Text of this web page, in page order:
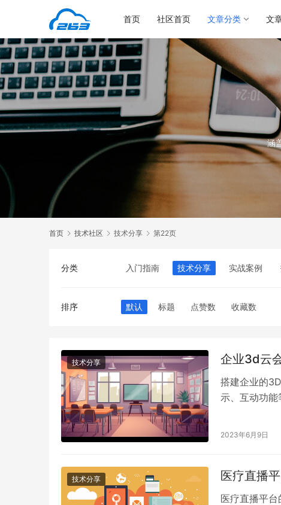
首页 社区首页 文章分类 文
涵
首页 技术社区 技术分享 第22页
分类 入门指南 技术分享 实战案例
排序 默认 标题 点赞数 收藏数
技术分享 企业3d云
搭建企业的
示、互动功能
2023年6月9日
技术分享 医疗直播
医疗直播平台